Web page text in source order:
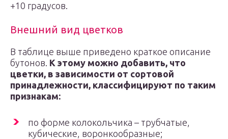
+10 градусов.
Внешний вид цветков
В таблице выше приведено краткое описание
бутонов. К этому можно добавить, что
цветки, в зависимости от сортовой
принадлежности, классифицируют по таким
признакам:
по форме колокольчика – трубчатые,
кубические, воронкообразные;